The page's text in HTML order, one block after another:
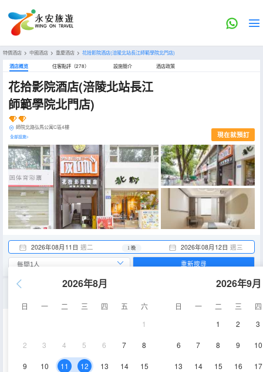
特價酒店 > 中國酒店 > 重慶酒店 > 花拾影院酒店(涪陵北站長江師範學院北門店)
酒店概览 住客點評（278） 設施簡介 酒店政策
花拾影院酒店(涪陵北站長江
師範學院北門店)
師院北路弘馬公寓C區4樓
全部設施> 現在就預訂
2026年08月11日 週二 2026年08月12日 週三
1 晚
2026年8月
日 一 二 三 四 五
六
1
2 3 4 5 6 7 8
9 10 11 12 13 14 15
2026年9月
日 一 二 三
四
1
2 3
6 7 8 9 10
13 14 15 16 17
重新搜尋
15-17㎡ 空調